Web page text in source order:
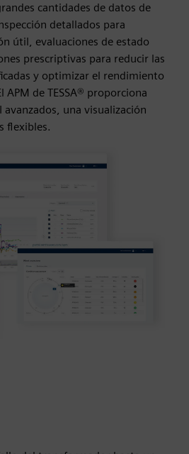
cantidades de datos de
detallados para
útil, evaluaciones de estado
prescriptivas para reducir las
y optimizar el rendimiento
APM de TESSA® proporciona
avanzados, una visualización
flexibles.